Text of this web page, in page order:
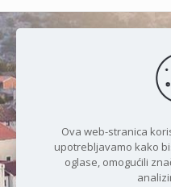
Čudesan
Ova web-stranica
upotrebljavamo kako
oglase, omogućili